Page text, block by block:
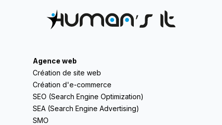
Agence web
Création de site web
Création d'e-commerce
SEO (Search Engine Optimization)
SEA (Search Engine Advertising)
SMO